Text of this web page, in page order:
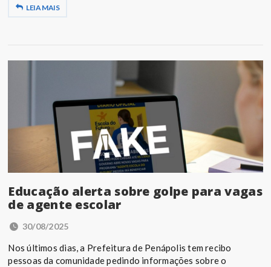
LEIA MAIS
Educação alerta sobre golpe para vagas
de agente escolar
30/08/2025
Nos últimos dias, a Prefeitura de Penápolis tem recibo
pessoas da comunidade pedindo informações sobre o